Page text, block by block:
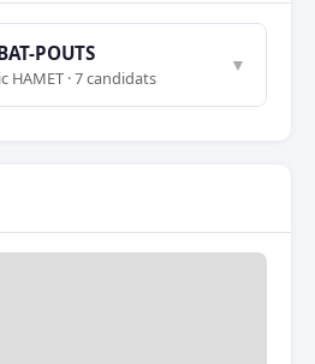
POUTS
HAMET · 7 candidats
▼